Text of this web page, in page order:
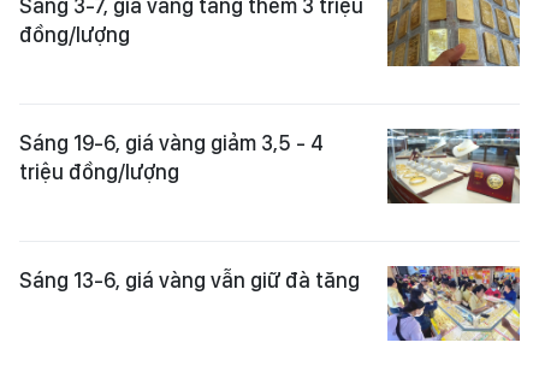
Sáng 3-7, giá vàng tăng thêm 3 triệu
đồng/lượng
Sáng 19-6, giá vàng giảm 3,5 - 4
triệu đồng/lượng
Sáng 13-6, giá vàng vẫn giữ đà tăng